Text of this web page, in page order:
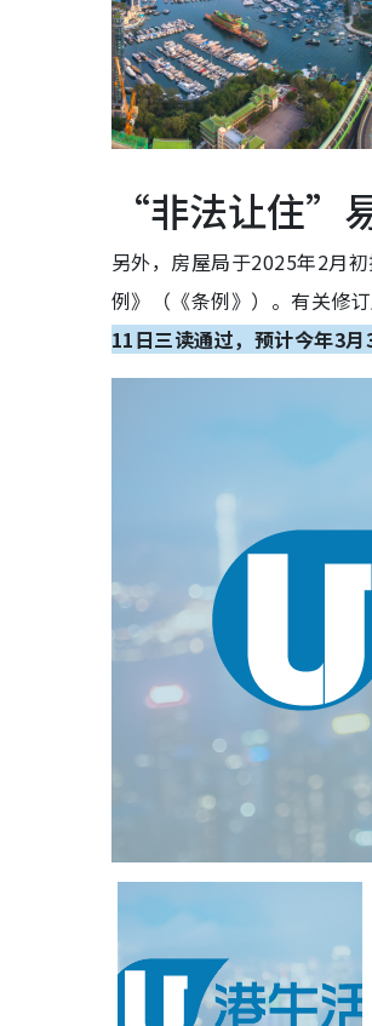
“非法让住”
另外，房屋局于2025年2月
例》（《条例》）。有关修
11日三读通过，预计今年3月